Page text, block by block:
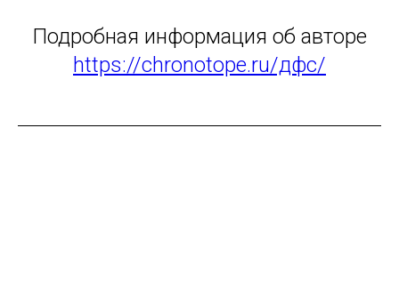
Подробная информация об авторе
https://chronotope.ru/дфс/